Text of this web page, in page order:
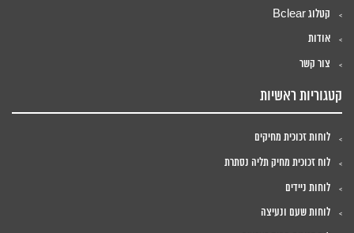
קטלוג Bclear
אודות
צור קשר
קטגוריות ראשיות
לוחות זכוכית מחיקים
לוח זכוכית מחיק תליה נסתרת
לוחות ניידים
לוחות שעם ונעיצה